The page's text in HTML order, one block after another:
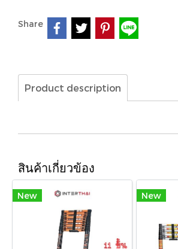
Share
Product description
สินค้าเกี่ยวข้อง
New New